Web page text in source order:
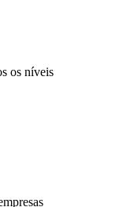
os níveis